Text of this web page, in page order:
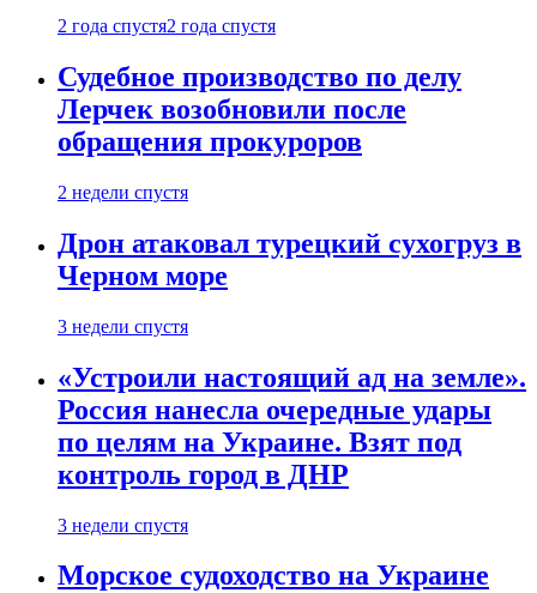
2 года спустя2 года спустя
Судебное производство по делу
Лерчек возобновили после
обращения прокуроров
2 недели спустя
Дрон атаковал турецкий сухогруз в
Черном море
3 недели спустя
«Устроили настоящий ад на земле».
Россия нанесла очередные удары
по целям на Украине. Взят под
контроль город в ДНР
3 недели спустя
Морское судоходство на Украине